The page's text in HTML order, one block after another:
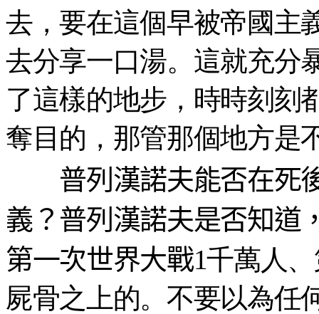
去，要在這個早被帝國主
去分享一口湯。這就充分
了這樣的地步，時時刻刻
奪目的，那管那個地方是
普列漢諾夫能否在死後
義？普列漢諾夫是否知道
第一次世界大戰1千萬人
屍骨之上的。不要以為任